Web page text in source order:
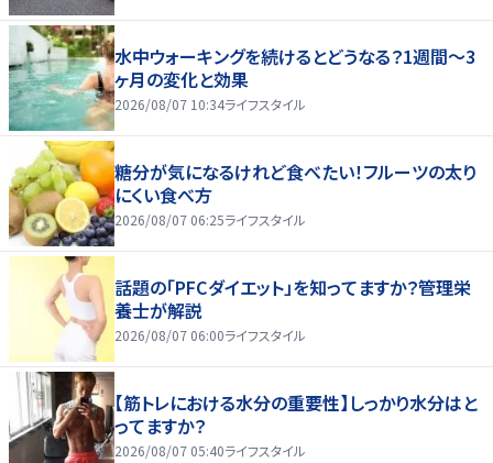
水中ウォーキングを続けるとどうなる？1週間～3
ヶ月の変化と効果
2026/08/07 10:34ライフスタイル
糖分が気になるけれど食べたい！フルーツの太り
にくい食べ方
2026/08/07 06:25ライフスタイル
話題の「PFCダイエット」を知ってますか？管理栄
養士が解説
2026/08/07 06:00ライフスタイル
【筋トレにおける水分の重要性】しっかり水分はと
ってますか？
2026/08/07 05:40ライフスタイル